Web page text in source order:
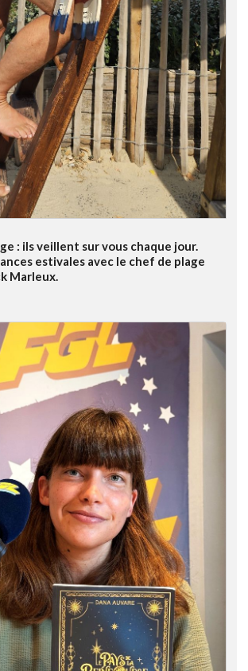
: ils veillent sur vous chaque jour.
estivales avec le chef de plage
Marleux.